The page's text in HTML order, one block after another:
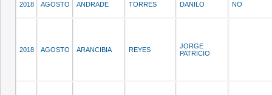
2018 AGOSTO ANDRADE TORRES DANILO NO
2018 AGOSTO ARANCIBIA REYES
JORGE
PATRICIO